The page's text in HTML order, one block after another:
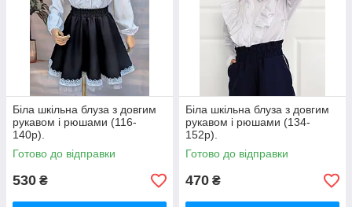
Біла шкільна блуза з довгим
рукавом і рюшами (116-
140р).
Готово до відправки
530 ₴
Біла шкільна блуза з довгим
рукавом і рюшами (134-
152р).
Готово до відправки
470 ₴